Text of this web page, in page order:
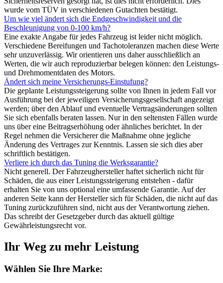
wurde vom TÜV in verschiedenen Gutachten bestätigt.
Um wie viel ändert sich die Endgeschwindigkeit und die
Beschleunigung von 0-100 km/h?
Eine exakte Angabe für jedes Fahrzeug ist leider nicht möglich.
Verschiedene Bereifungen und Tachotoleranzen machen diese Werte
sehr unzuverlässig. Wir orientieren uns daher ausschließlich an
Werten, die wir auch reproduzierbar belegen können: den Leistungs-
und Drehmomentdaten des Motors.
Ändert sich meine Versicherungs-Einstufung?
Die geplante Leistungssteigerung sollte von Ihnen in jedem Fall vor
Ausführung bei der jeweiligen Versicherungsgesellschaft angezeigt
werden; über den Ablauf und eventuelle Vertragsänderungen sollten
Sie sich ebenfalls beraten lassen. Nur in den seltensten Fällen wurde
uns über eine Beitragserhöhung oder ähnliches berichtet. In der
Regel nehmen die Versicherer die Maßnahme ohne jegliche
Änderung des Vertrages zur Kenntnis. Lassen sie sich dies aber
schriftlich bestätigen.
Verliere ich durch das Tuning die Werksgarantie?
Nicht generell. Der Fahrzeughersteller haftet sicherlich nicht für
Schäden, die aus einer Leistungssteigerung entstehen - dafür
erhalten Sie von uns optional eine umfassende Garantie. Auf der
anderen Seite kann der Hersteller sich für Schäden, die nicht auf das
Tuning zurückzuführen sind, nicht aus der Verantwortung ziehen.
Das schreibt der Gesetzgeber durch das aktuell gültige
Gewährleistungsrecht vor.
Ihr Weg zu mehr Leistung
Wählen Sie Ihre Marke: